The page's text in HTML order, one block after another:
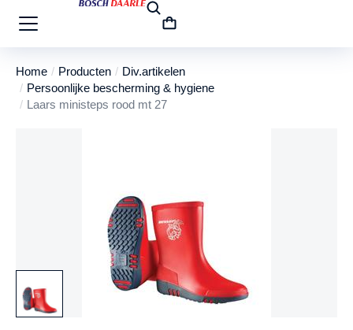
Je bent hier:
Home Producten
Div.artikelen
Persoonlijke bescherming & hygiene
Laars ministeps rood mt 27